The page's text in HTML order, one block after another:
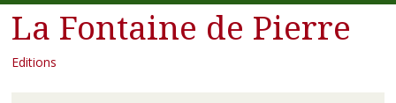
La Fontaine de Pierre
Editions